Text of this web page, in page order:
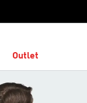
Outlet